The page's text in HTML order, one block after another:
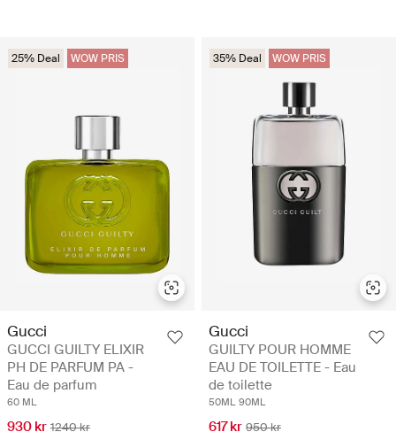
25% Deal WOW PRIS
Gucci
GUCCI GUILTY ELIXIR
PH DE PARFUM PA -
Eau de parfum
60 ML
930 kr 1240 kr
35% Deal WOW PRIS
Gucci
GUILTY POUR HOMME
EAU DE TOILETTE - Eau
de toilette
50ML 90ML
617 kr 950 kr